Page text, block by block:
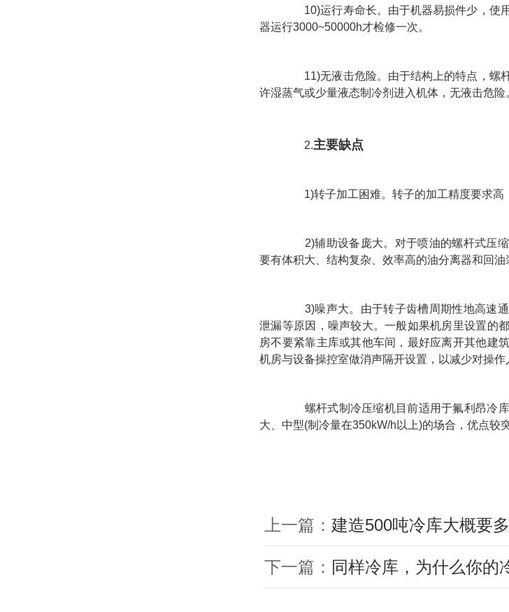
10)运行寿命长。由于机器易损件少，使
器运行3000~50000h才检修一次。
11)无液击危险。由于结构上的特点，螺
许湿蒸气或少量液态制冷剂进入机体，无液击危险
2.主要缺点
1)转子加工困难。转子的加工精度要求高
2)辅助设备庞大。对于喷油的螺杆式压
要有体积大、结构复杂、效率高的油分离器和回油
3)噪声大。由于转子齿槽周期性地高速
泄漏等原因，噪声较大。一般如果机房里设置的
房不要紧靠主库或其他车间，最好应离开其他建
机房与设备操控室做消声隔开设置，以减少对操作
螺杆式制冷压缩机目前适用于氟利昂冷
大、中型(制冷量在350kW/h以上)的场合，优点较突
上一篇： 建造500吨冷库大概要
下一篇： 同样冷库，为什么你的